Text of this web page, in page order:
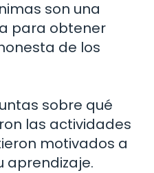
son una
para obtener
de los
sobre qué
las actividades
motivados a
aprendizaje.